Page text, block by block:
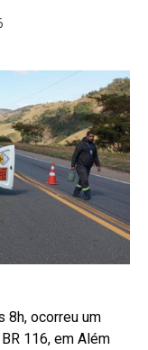
8h, ocorreu um
116, em Além